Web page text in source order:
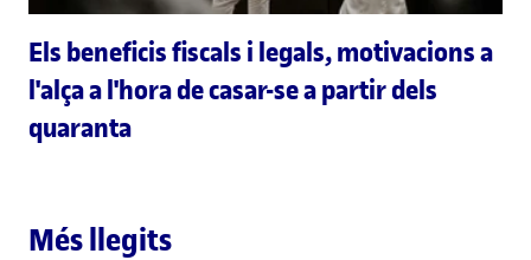
Els beneficis fiscals i legals, motivacions a
l'alça a l'hora de casar-se a partir dels
quaranta
Més llegits